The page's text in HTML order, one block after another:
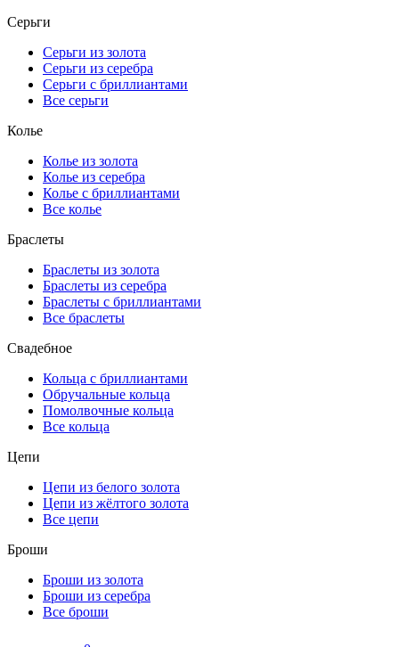
Серьги
Серьги из золота
Серьги из серебра
Серьги с бриллиантами
Все серьги
Колье
Колье из золота
Колье из серебра
Колье с бриллиантами
Все колье
Браслеты
Браслеты из золота
Браслеты из серебра
Браслеты с бриллиантами
Все браслеты
Свадебное
Кольца с бриллиантами
Обручальные кольца
Помолвочные кольца
Все кольца
Цепи
Цепи из белого золота
Цепи из жёлтого золота
Все цепи
Броши
Броши из золота
Броши из серебра
Все броши